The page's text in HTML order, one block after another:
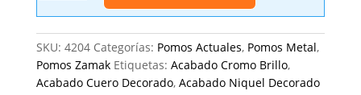
De
Swarovski,
40
x
40
SKU: 4204 Categorías: Pomos Actuales, Pomos Metal,
Pomos Zamak Etiquetas: Acabado Cromo Brillo,
Acabado Cuero Decorado, Acabado Niquel Decorado